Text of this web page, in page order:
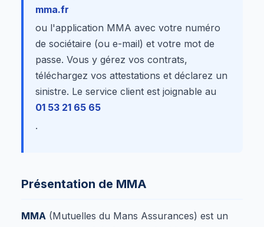
mma.fr
ou l'application MMA avec votre numéro
de sociétaire (ou e-mail) et votre mot de
passe. Vous y gérez vos contrats,
téléchargez vos attestations et déclarez un
sinistre. Le service client est joignable au
01 53 21 65 65
.
Présentation de MMA
MMA (Mutuelles du Mans Assurances) est un